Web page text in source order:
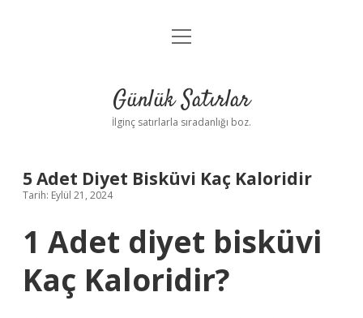
Anasayfa
Yasal Uyarı
menüyü
Günlük Satırlar
İlginç satırlarla sıradanlığı boz.
5 Adet Diyet Bisküvi Kaç Kaloridir
Tarih: Eylül 21, 2024
1 Adet diyet bisküvi
Kaç Kaloridir?